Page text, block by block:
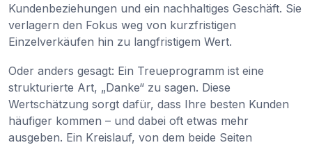
Kundenbeziehungen und ein nachhaltiges Geschäft. Sie
verlagern den Fokus weg von kurzfristigen
Einzelverkäufen hin zu langfristigem Wert.
Oder anders gesagt: Ein Treueprogramm ist eine
strukturierte Art, „Danke“ zu sagen. Diese
Wertschätzung sorgt dafür, dass Ihre besten Kunden
häufiger kommen – und dabei oft etwas mehr
ausgeben. Ein Kreislauf, von dem beide Seiten